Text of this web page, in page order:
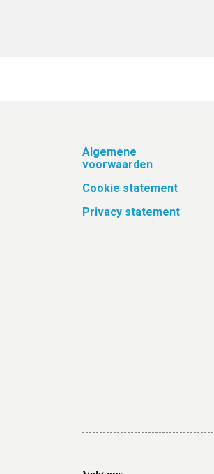
Footer
Algemene
voorwaarden
Cookie statement
Privacy statement